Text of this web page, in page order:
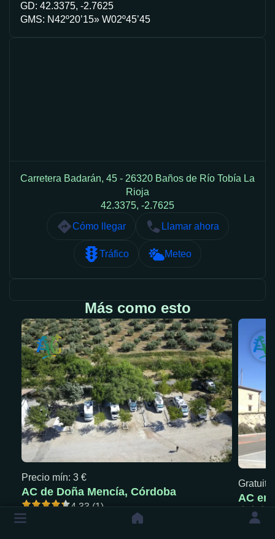
GD: 42.3375, -2.7625
GMS: N42º20’15» W02º45’45
Carretera Badarán, 45 - 26320 Baños de Río Tobía La
Rioja
42.3375, -2.7625
Cómo llegar
Llamar ahora
Tráfico Meteo
Más como esto
Precio mín: 3 €
AC de Doña Mencía, Córdoba
4.33 (1)
Gratuita
AC en